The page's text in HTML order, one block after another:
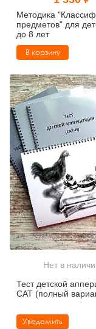
Тревожные
Психодрама
Сказкотерапия
Классический,
НЛП
Психология труда
Психофизиология
Социальная и
Учебная
Методика
предметов" для
до 8 лет
В корзину
Нет в
Тест детской
САТ (полный
Уведомить